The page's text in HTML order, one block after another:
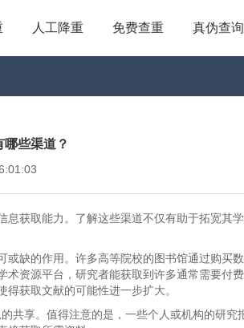
人工降重 免费查重 真伪查询
些渠道？
息获取能力。了解这些渠道不仅有助于拓宽其
缺的作用。许多高等院校的图书馆通过购买
资源平台，研究者能获取到许多通常需要付
获取文献的可能性进一步扩大。
共享。值得注意的是，一些个人或机构的研究